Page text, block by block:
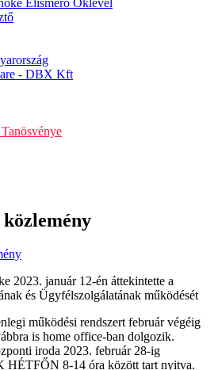
Elismerő Oklevél
- DBX Kft
2023. január 12-én áttekintette a
és Ügyfélszolgálatának működését
működési rendszert február végéig
is home office-ban dolgozik.
iroda 2023. február 28-ig
8-14 óra között tart nyitva.